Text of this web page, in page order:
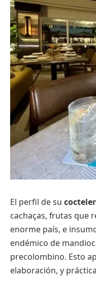
El perfil de su
cachaças, frutas que
enorme país, e
endémico de
precolombino. Esto
elaboración, y